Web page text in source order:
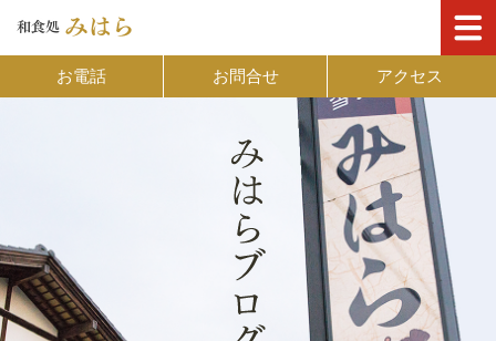
お電話 お問合せ アクセス